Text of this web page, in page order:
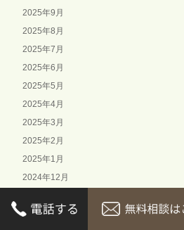
2025年9月
2025年8月
2025年7月
2025年6月
2025年5月
2025年4月
2025年3月
2025年2月
2025年1月
2024年12月
2024年10月